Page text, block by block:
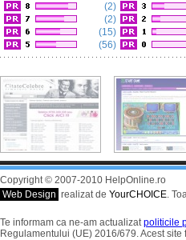
(2)
(2)
(15)
(56)
Copyright © 2007-2010 HelpOnline.ro
Web Design realizat de YourCHOICE.
Te informam ca ne-am actualizatpoliticile
Regulamentului (UE) 2016/679. Acest